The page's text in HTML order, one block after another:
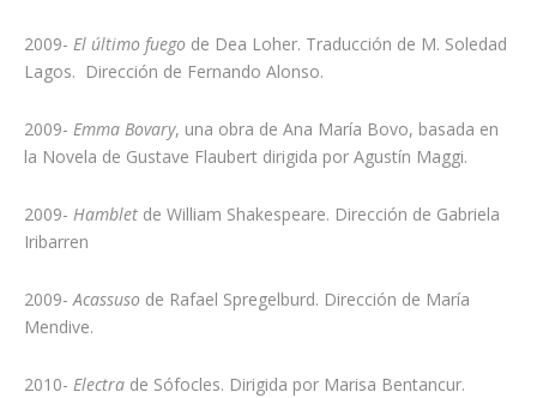
2009- El último fuego de Dea Loher. Traducción de M. Soledad
Lagos. Dirección de Fernando Alonso.
2009- Emma Bovary, una obra de Ana María Bovo, basada en
la Novela de Gustave Flaubert dirigida por Agustín Maggi.
2009- Hambletde William Shakespeare. Dirección de Gabriela
Iribarren
2009-Acassuso de Rafael Spregelburd. Dirección de María
Mendive.
2010- Electra de Sófocles. Dirigida por Marisa Bentancur.